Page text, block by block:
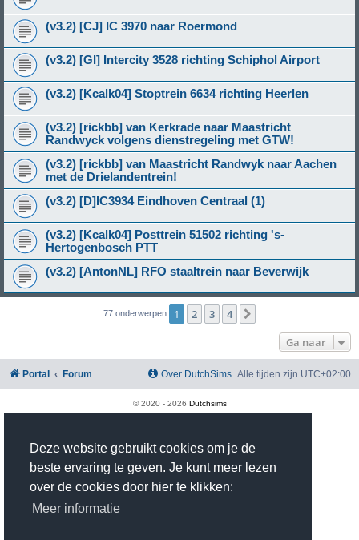
Deze website gebruikt cookies om je de
beste ervaring te geven. Je kunt meer lezen
over de cookies door hier te klikken:
Meer informatie
(v3.2) [CJ] IC 3970 naar Roermond
(v3.2) [GI] Intercity 3528 richting Schiphol Airport
(v3.2) [Kcalk04] Stoptrein 6634 richting Heerlen
(v3.2) [rickbb] van Kerkrade naar Maastricht
Randwyck volgens dienstregeling met GTW!
(v3.2) [rickbb] van Maastricht Randwyk naar Aachen
met de Drielandentrein!
(v3.2) [D]IC3934 Eindhoven Centraal (1)
(v3.2) [Kcalk04] Posttrein 51502 richting 's-
Hertogenbosch PTT
(v3.2) [AntonNL] RFO staaltrein naar Beverwijk
77 onderwerpen 1 2 3 4
Ga naar
Portal Forum Alle tijden zijn UTC+02:00
Over DutchSims
© 2020 - 2026 Dutchsims
phpBB Two Factor Authentication ©paul999
Gebruikersvoorwaarden
| Peak Memory Usage: 2.97 MiB | GZIP: On |